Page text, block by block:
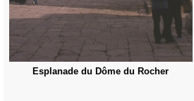
Esplanade du Dôme du Rocher